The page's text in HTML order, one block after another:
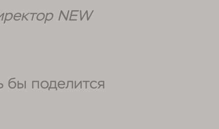
NEW
бы поделится